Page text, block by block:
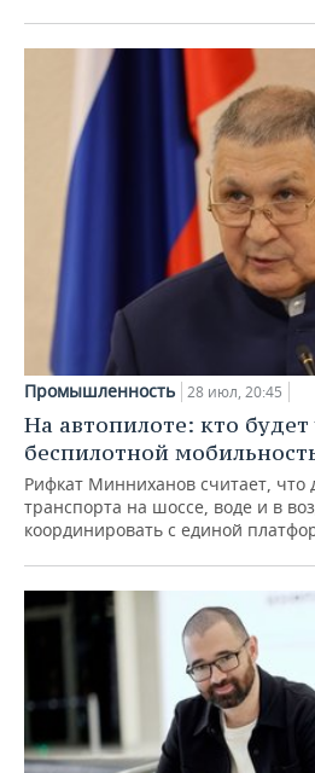
Промышленность 28 июл, 20:45
На автопилоте: кто будет
беспилотной
Рифкат Минниханов считает, что
транспорта на шоссе, воде и в
координировать с единой